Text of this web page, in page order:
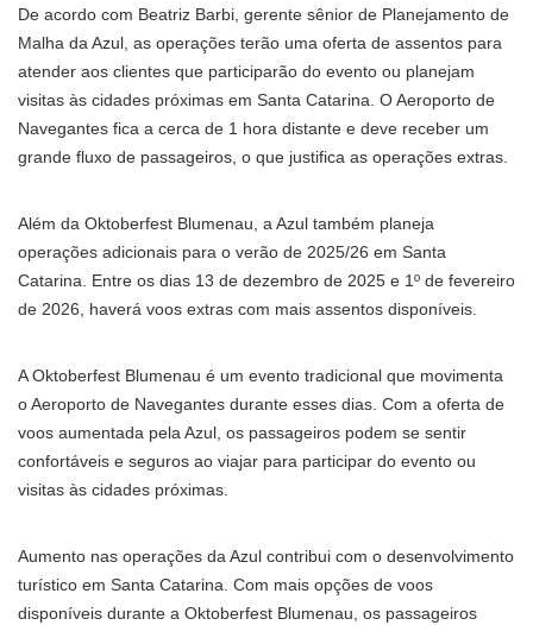
De acordo com Beatriz Barbi, gerente sênior de Planejamento de
Malha da Azul, as operações terão uma oferta de assentos para
atender aos clientes que participarão do evento ou planejam
visitas às cidades próximas em Santa Catarina. O Aeroporto de
Navegantes fica a cerca de 1 hora distante e deve receber um
grande fluxo de passageiros, o que justifica as operações extras.
Além da Oktoberfest Blumenau, a Azul também planeja
operações adicionais para o verão de 2025/26 em Santa
Catarina. Entre os dias 13 de dezembro de 2025 e 1º de fevereiro
de 2026, haverá voos extras com mais assentos disponíveis.
A Oktoberfest Blumenau é um evento tradicional que movimenta
o Aeroporto de Navegantes durante esses dias. Com a oferta de
voos aumentada pela Azul, os passageiros podem se sentir
confortáveis e seguros ao viajar para participar do evento ou
visitas às cidades próximas.
Aumento nas operações da Azul contribui com o desenvolvimento
turístico em Santa Catarina. Com mais opções de voos
disponíveis durante a Oktoberfest Blumenau, os passageiros